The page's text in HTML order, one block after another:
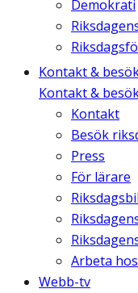
Demokrati
Kontakt &
Kontakt &
Kontakt
Besök
Press
För lärare
Arbeta
Webb-tv